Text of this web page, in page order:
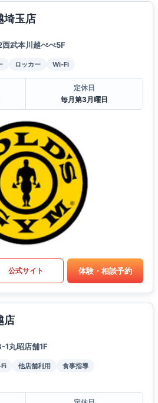
埼玉店
武本川越ぺぺ5F
ロッカー Wi-Fi
定休日
毎月第3月曜日
公式サイト 体験・相談予約
店
1丸昭店舗1F
他店舗利用
食事指導